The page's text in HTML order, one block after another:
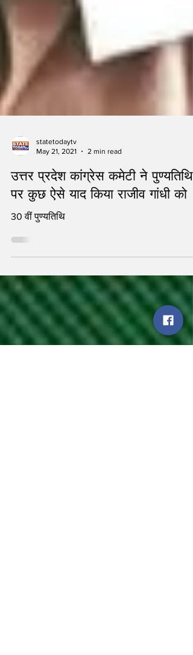
statetodaytv
May 21, 2021
उत्तर प्रदेश कांग्रेस कमेटी ने पुण्यतिथि
पर कुछ ऐसे याद किया राजीव गांधी को
30 वीं पुण्यतिथि